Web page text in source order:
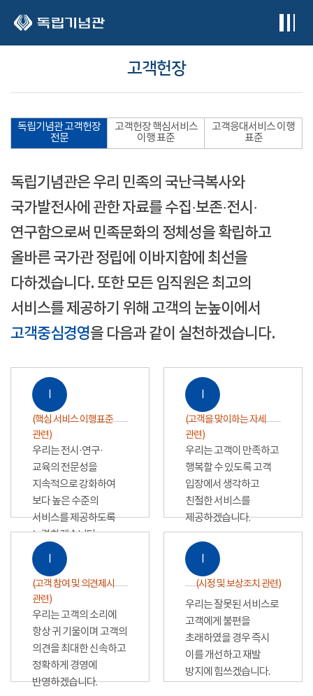
고객헌장
독립기념관 고객헌장
전문
고객헌장 핵심서비스
이행 표준
고객응대서비스 이행
표준
독립기념관은 우리 민족의 국난극복사와
국가발전사에 관한 자료를 수집·보존·전시·
연구함으로써 민족문화의 정체성을 확립하고
올바른 국가관 정립에 이바지함에 최선을
다하겠습니다. 또한 모든 임직원은 최고의
서비스를 제공하기 위해 고객의 눈높이에서
고객중심경영을 다음과 같이 실천하겠습니다.
Ⅰ
(핵심 서비스 이행표준
관련)
우리는 전시·연구·
교육의 전문성을
지속적으로 강화하여
보다 높은 수준의
서비스를 제공하도록
노력하겠습니다.
Ⅰ
(고객을 맞이하는 자세
관련)
우리는 고객이 만족하고
행복할 수 있도록 고객
입장에서 생각하고
친절한 서비스를
제공하겠습니다.
Ⅰ
(고객 참여 및 의견제시
관련)
우리는 고객의 소리에
항상 귀 기울이며 고객의
의견을 최대한 신속하고
정확하게 경영에
반영하겠습니다.
Ⅰ
(시정 및 보상조치 관련)
우리는 잘못된 서비스로
고객에게 불편을
초래하였을 경우 즉시
이를 개선하고 재발
방지에 힘쓰겠습니다.